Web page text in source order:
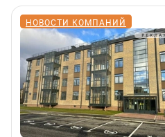
НОВОСТИ КОМПАНИЙ